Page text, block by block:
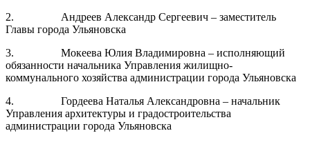
2. Андреев Александр Сергеевич – заместитель
Главы города Ульяновска
3. Мокеева Юлия Владимировна – исполняющий
обязанности начальника Управления жилищно-
коммунального хозяйства администрации города Ульяновска
4. Гордеева Наталья Александровна – начальник
Управления архитектуры и градостроительства
администрации города Ульяновска